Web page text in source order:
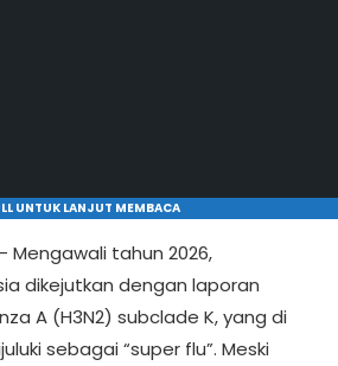
UNTUK LANJUT MEMBACA
Mengawali tahun 2026,
dikejutkan dengan laporan
A (H3N2) subclade K, yang di
sebagai “super flu”. Meski